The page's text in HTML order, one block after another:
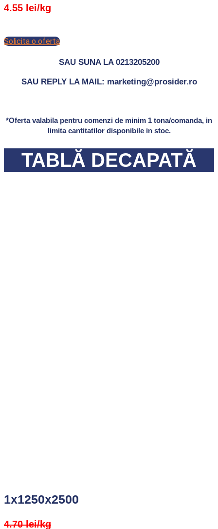
4.55 lei/kg
Solicita o oferta
SAU SUNA LA 0213205200
SAU REPLY LA MAIL: marketing@prosider.ro
*Oferta valabila pentru comenzi de minim 1 tona/comanda, in
limita cantitatilor disponibile in stoc.
TABLĂ DECAPATĂ
1x1250x2500
4.70 lei/kg